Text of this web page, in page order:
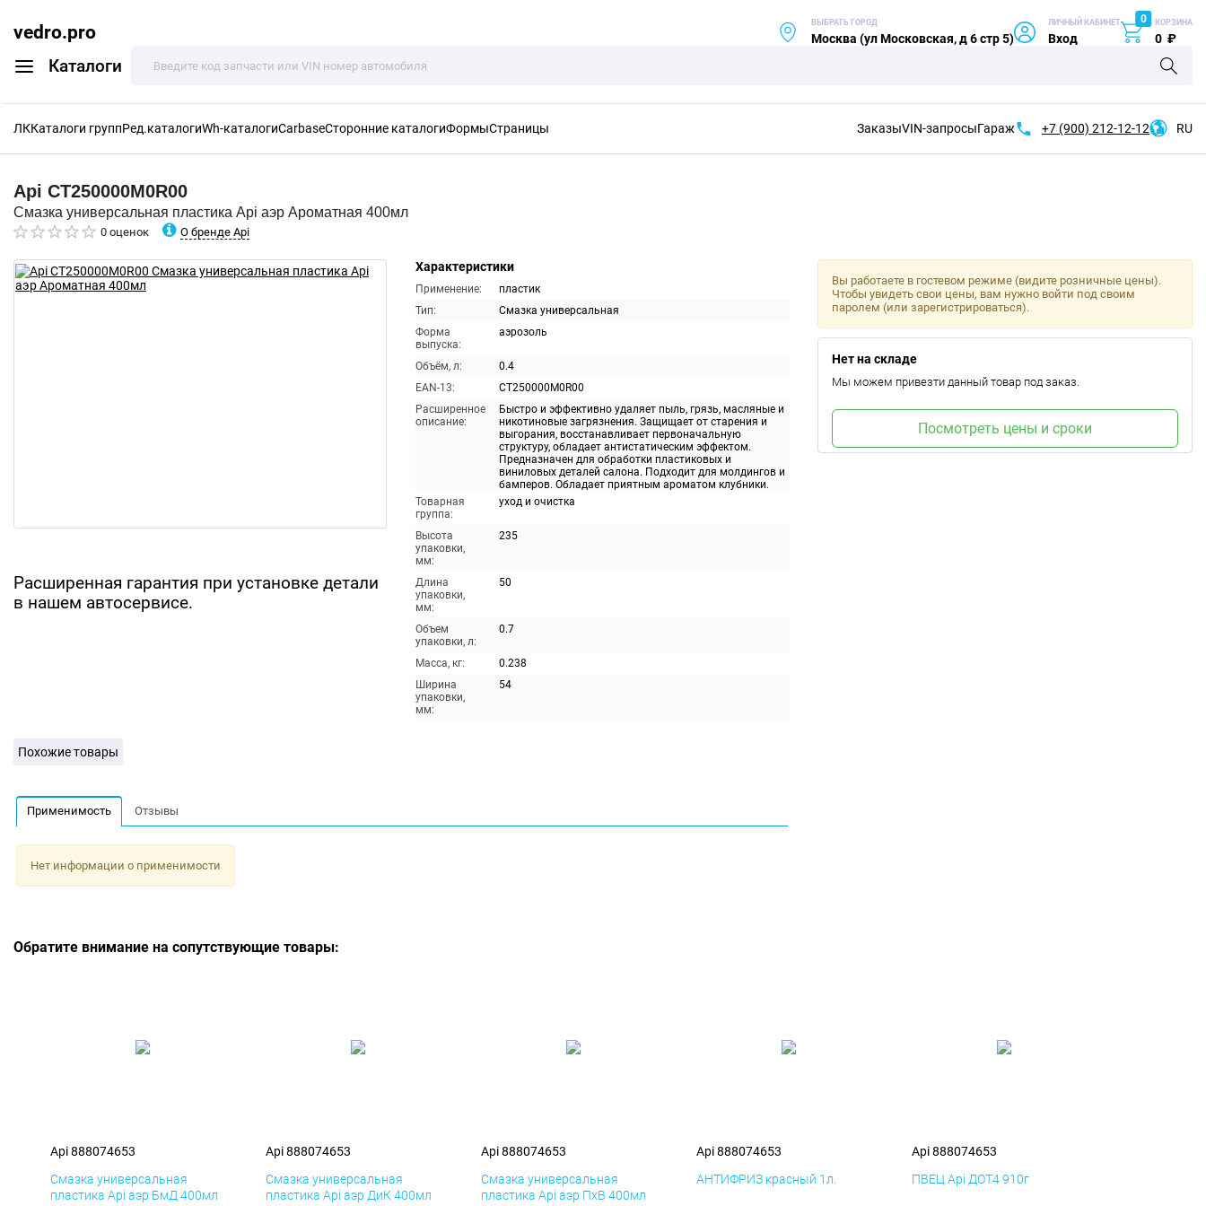
vedro.pro
Каталоги
ВЫБРАТЬ ГОРОД
Москва (ул Московская, д 6 стр 5)
ЛИЧНЫЙ КАБИНЕТ
Вход
0 КОРЗИНА
0 ₽
ЛККаталоги группРед.каталогиWh-каталогиCarbaseСторонние каталогиФормыСтраницы ЗаказыVIN-запросыГараж +7 (900) 212-12-12 RU
Api CT250000M0R00
Смазка универсальная пластика Api аэр Ароматная 400мл
0 оценок О бренде Api
Расширенная гарантия при установке детали
в нашем автосервисе.
Характеристики
Применение:
пластик
Тип:
Смазка универсальная
Форма
выпуска:
аэрозоль
Объём, л:
0.4
EAN-13:
CT250000M0R00
Расширенное
описание:
Быстро и эффективно удаляет пыль, грязь, масляные и
никотиновые загрязнения. Защищает от старения и
выгорания, восстанавливает первоначальную
структуру, обладает антистатическим эффектом.
Предназначен для обработки пластиковых и
виниловых деталей салона. Подходит для молдингов и
бамперов. Обладает приятным ароматом клубники.
Товарная
группа:
уход и очистка
Высота
упаковки,
мм:
235
Длина
упаковки,
мм:
50
Объем
упаковки, л:
0.7
Масса, кг:
0.238
Ширина
упаковки,
мм:
54
Вы работаете в гостевом режиме (видите розничные цены).
Чтобы увидеть свои цены, вам нужно войти под своим
паролем (или зарегистрироваться).
Нет на складе
Мы можем привезти данный товар под заказ.
Посмотреть цены и сроки
Похожие товары
Применимость Отзывы
Нет информации о применимости
Обратите внимание на сопутствующие товары:
Api 888074653
Смазка универсальная
пластика Api аэр БмД 400мл
Api 888074653
Смазка универсальная
пластика Api аэр ДиК 400мл
Api 888074653
Смазка универсальная
пластика Api аэр ПхВ 400мл
Api 888074653
АНТИФРИЗ красный 1л.
Api 888074653
ПВЕЦ Api ДОТ4 910г